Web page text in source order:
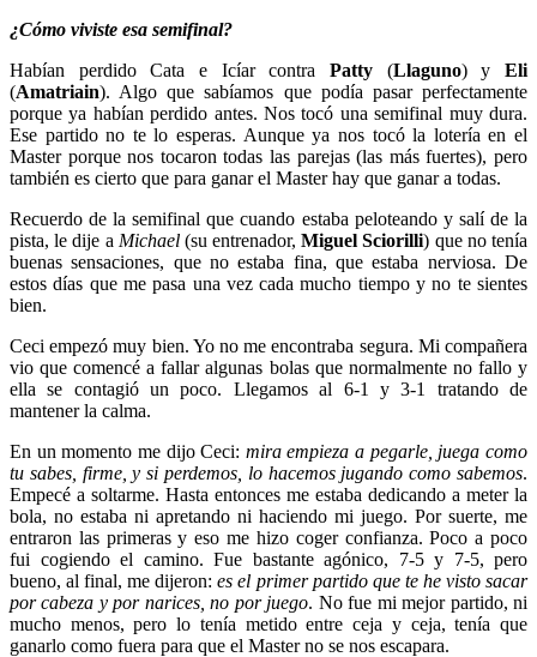
¿Cómo viviste esa semifinal?
Habían perdido Cata e Icíar contra Patty (Llaguno) yEli
(Amatriain). Algo que sabíamos que podía pasar perfectamente
porque ya habían perdido antes. Nos tocó una semifinal muy dura.
Ese partido no te lo esperas. Aunque ya nos tocó la lotería en el
Master porque nos tocaron todas las parejas (las más fuertes), pero
también es cierto que para ganar el Master hay que ganar a todas.
Recuerdo de la semifinal que cuando estaba peloteando y salí de la
pista, le dije a Michael(su entrenador,Miguel Sciorilli) que no tenía
buenas sensaciones, que no estaba fina, que estaba nerviosa. De
estos días que me pasa una vez cada mucho tiempo y no te sientes
bien.
Ceci empezó muy bien. Yo no me encontraba segura. Mi compañera
vio que comencé a fallar algunas bolas que normalmente no fallo y
ella se contagió un poco. Llegamos al 6-1 y 3-1 tratando de
mantener la calma.
En un momento me dijo Ceci: mira empieza a pegarle, juega como
tu sabes, firme, y si perdemos, lo hacemos jugando como sabemos.
Empecé a soltarme. Hasta entonces me estaba dedicando a meter la
bola, no estaba ni apretando ni haciendo mi juego. Por suerte, me
entraron las primeras y eso me hizo coger confianza. Poco a poco
fui cogiendo el camino. Fue bastante agónico, 7-5 y 7-5, pero
bueno, al final, me dijeron:es el primer partido que te he visto sacar
por cabeza y por narices, no por juego. No fue mi mejor partido, ni
mucho menos, pero lo tenía metido entre ceja y ceja, tenía que
ganarlo como fuera para que el Master no se nos escapara.